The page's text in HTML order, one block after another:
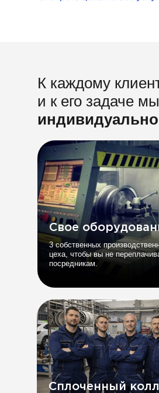
Свое
3 собственных
цеха, чтобы вы не
посредникам.
Сплоченный
К каждому
и к его задаче мы
индивидуально